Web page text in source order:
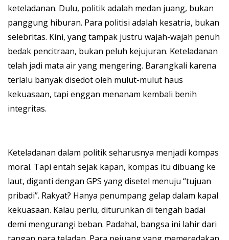
keteladanan. Dulu, politik adalah medan juang, bukan
panggung hiburan. Para politisi adalah kesatria, bukan
selebritas. Kini, yang tampak justru wajah-wajah penuh
bedak pencitraan, bukan peluh kejujuran. Keteladanan
telah jadi mata air yang mengering. Barangkali karena
terlalu banyak disedot oleh mulut-mulut haus
kekuasaan, tapi enggan menanam kembali benih
integritas.
Keteladanan dalam politik seharusnya menjadi kompas
moral. Tapi entah sejak kapan, kompas itu dibuang ke
laut, diganti dengan GPS yang disetel menuju “tujuan
pribadi”. Rakyat? Hanya penumpang gelap dalam kapal
kekuasaan. Kalau perlu, diturunkan di tengah badai
demi mengurangi beban. Padahal, bangsa ini lahir dari